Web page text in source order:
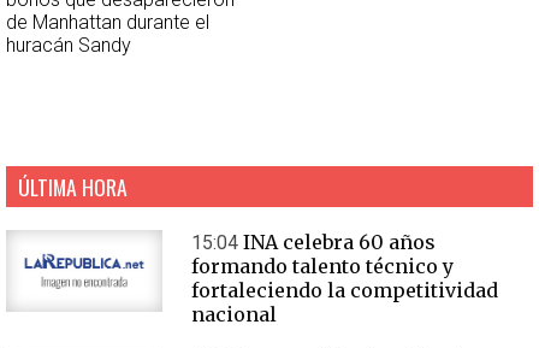
de Manhattan durante el
huracán Sandy
ÚLTIMA HORA
15:04 INA celebra 60 años
formando talento técnico y
fortaleciendo la competitividad
nacional